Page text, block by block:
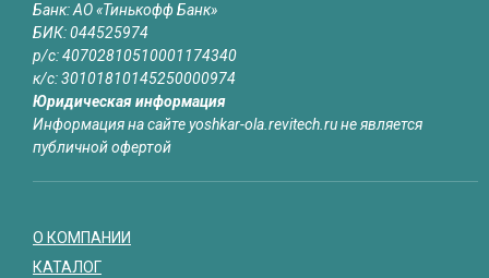
Банк: АО «Тинькофф Банк»
БИК: 044525974
р/с: 40702810510001174340
к/с: 30101810145250000974
Юридическая информация
Информация на сайте yoshkar-ola.revitech.ru не является
публичной офертой
О КОМПАНИИ
КАТАЛОГ